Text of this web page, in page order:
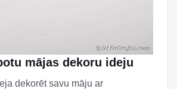
mājas dekoru ideju
dekorēt savu māju ar